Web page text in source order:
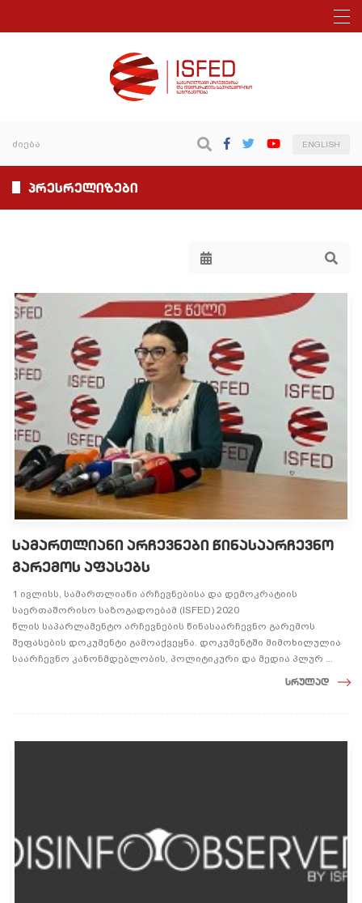
ENGLISH
პრესრელიზები
სამართლიანი არჩევნები წინასაარჩევნო
გარემოს აფასებს
1 ივლისს, სამართლიანი არჩევნებისა და დემოკრატიის
საერთაშორისო საზოგადოებამ (ISFED) 2020
წლის საპარლამენტო არჩევნების წინასაარჩევნო გარემოს
შეფასების დოკუმენტი გამოაქვეყნა. დოკუმენტში მიმოხილულია
საარჩევნო კანონმდებლობის, პოლიტიკური და მედია პლურ ...
სრულად